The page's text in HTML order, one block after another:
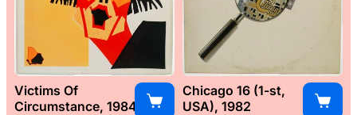
Victims Of
Circumstance, 1984
Chicago 16 (1-st,
USA), 1982